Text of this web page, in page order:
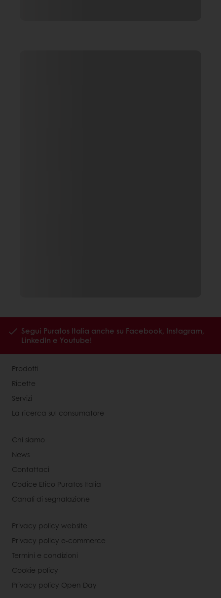
Segui Puratos Italia anche su Facebook, Instagram,
LinkedIn e Youtube!
Prodotti
Ricette
Servizi
La ricerca sul consumatore
Chi siamo
News
Contattaci
Codice Etico Puratos Italia
Canali di segnalazione
Privacy policy website
Privacy policy e-commerce
Termini e condizioni
Cookie policy
Privacy policy Open Day